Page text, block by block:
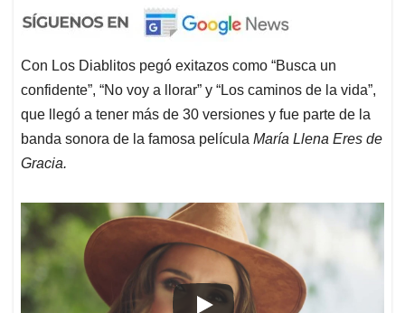
Con Los Diablitos pegó exitazos como “Busca un
confidente”, “No voy a llorar” y “Los caminos de la vida”,
que llegó a tener más de 30 versiones y fue parte de la
banda sonora de la famosa película María Llena Eres de
Gracia.